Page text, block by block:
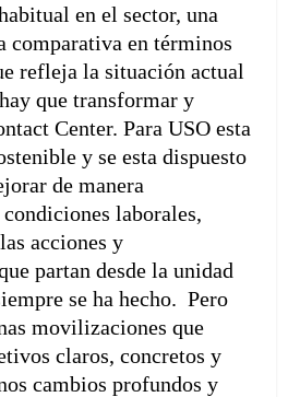
en el sector, una
comparativa en términos
refleja la situación actual
que transformar y
Center. Para USO esta
y se esta dispuesto
de manera
laborales,
acciones y
partan desde la unidad
se ha hecho. Pero
movilizaciones que
claros, concretos y
cambios profundos y